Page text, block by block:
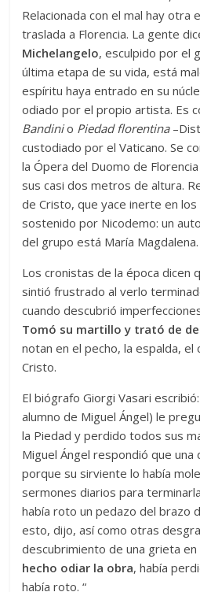
Relacionada con el mal hay otra
traslada a Florencia. La gente
Michelangelo, esculpido por el
última etapa de su vida, está
espíritu haya entrado en su
odiado por el propio artista. Es
Bandinio Piedad florentina
custodiado por el Vaticano. Se
la Ópera del Duomo de
sus casi dos metros de altura.
de Cristo, que yace inerte en
sostenido por Nicodemo: un
del grupo está María Magdalena.
Los cronistas de la época dicen
sintió frustrado al verlo
cuando descubrió
Tomó su martillo y trató de
notan en el pecho, la espalda, el
Cristo.
El biógrafo Giorgi Vasari
alumno de Miguel Ángel) le
la Piedad y perdido todos sus
Miguel Ángel respondió que una
porque su sirviente lo había
sermones diarios para
había roto un pedazo del brazo
esto, dijo, así como otras
descubrimiento de una grieta en
hecho odiar la obra, había
había roto. “